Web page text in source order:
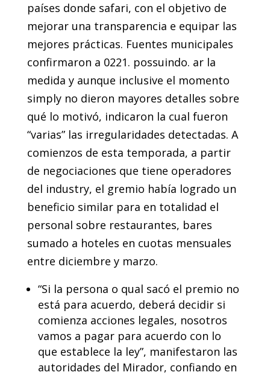
países donde safari, con el objetivo de
mejorar una transparencia e equipar las
mejores prácticas. Fuentes municipales
confirmaron a 0221. possuindo. ar la
medida y aunque inclusive el momento
simply no dieron mayores detalles sobre
qué lo motivó, indicaron la cual fueron
“varias” las irregularidades detectadas. A
comienzos de esta temporada, a partir
de negociaciones que tiene operadores
del industry, el gremio había logrado un
beneficio similar para en totalidad el
personal sobre restaurantes, bares
sumado a hoteles en cuotas mensuales
entre diciembre y marzo.
“Si la persona o qual sacó el premio no
está para acuerdo, deberá decidir si
comienza acciones legales, nosotros
vamos a pagar para acuerdo con lo
que establece la ley”, manifestaron las
autoridades del Mirador, confiando en